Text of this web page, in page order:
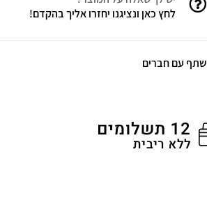
לחץ כאן ונציגנו יחזרו אליך בהקדם!
שתף עם חברים